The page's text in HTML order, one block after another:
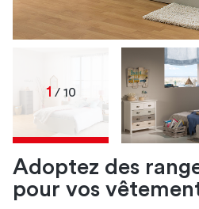
1 / 10
Adoptez des
pour vos
rangement de vos